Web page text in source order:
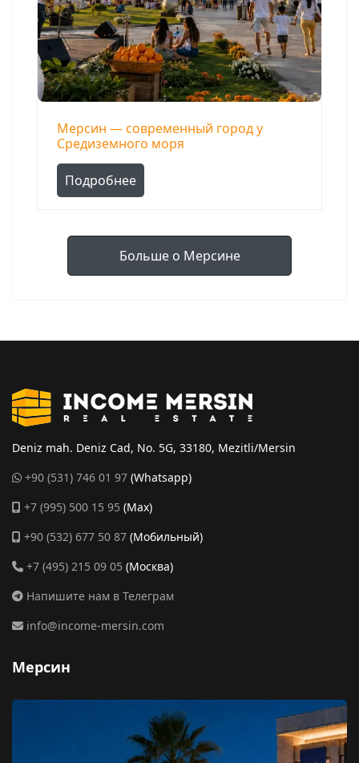
Мерсин — современный город у
Средиземного моря
Подробнее
Больше о Мерсине
Deniz mah. Deniz Cad, No. 5G, 33180, Mezitli/Mersin
+90 (531) 746 01 97 (Whatsapp)
+7 (995) 500 15 95 (Max)
+90 (532) 677 50 87 (Мобильный)
+7 (495) 215 09 05 (Москва)
Напишите нам в Телеграм
info@income-mersin.com
Мерсин